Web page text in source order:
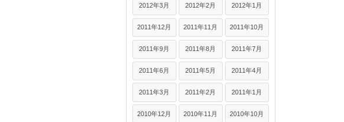
2012年3月 2012年2月 2012年1月
2011年12月 2011年11月 2011年10月
2011年9月 2011年8月 2011年7月
2011年6月 2011年5月 2011年4月
2011年3月 2011年2月 2011年1月
2010年12月 2010年11月 2010年10月